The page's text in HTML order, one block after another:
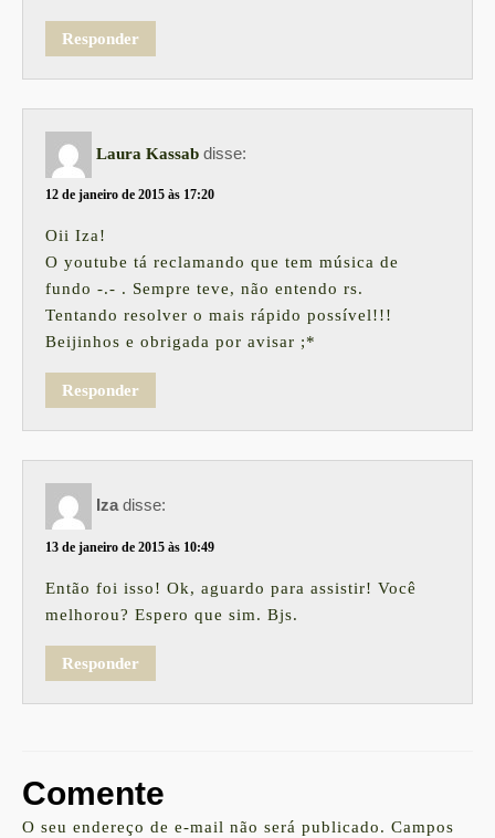
Responder
Laura Kassab disse:
12 de janeiro de 2015 às 17:20
Oii Iza!
O youtube tá reclamando que tem música de
fundo -.- . Sempre teve, não entendo rs.
Tentando resolver o mais rápido possível!!!
Beijinhos e obrigada por avisar ;*
Responder
Iza disse:
13 de janeiro de 2015 às 10:49
Então foi isso! Ok, aguardo para assistir! Você
melhorou? Espero que sim. Bjs.
Responder
Comente
O seu endereço de e-mail não será publicado. Campos